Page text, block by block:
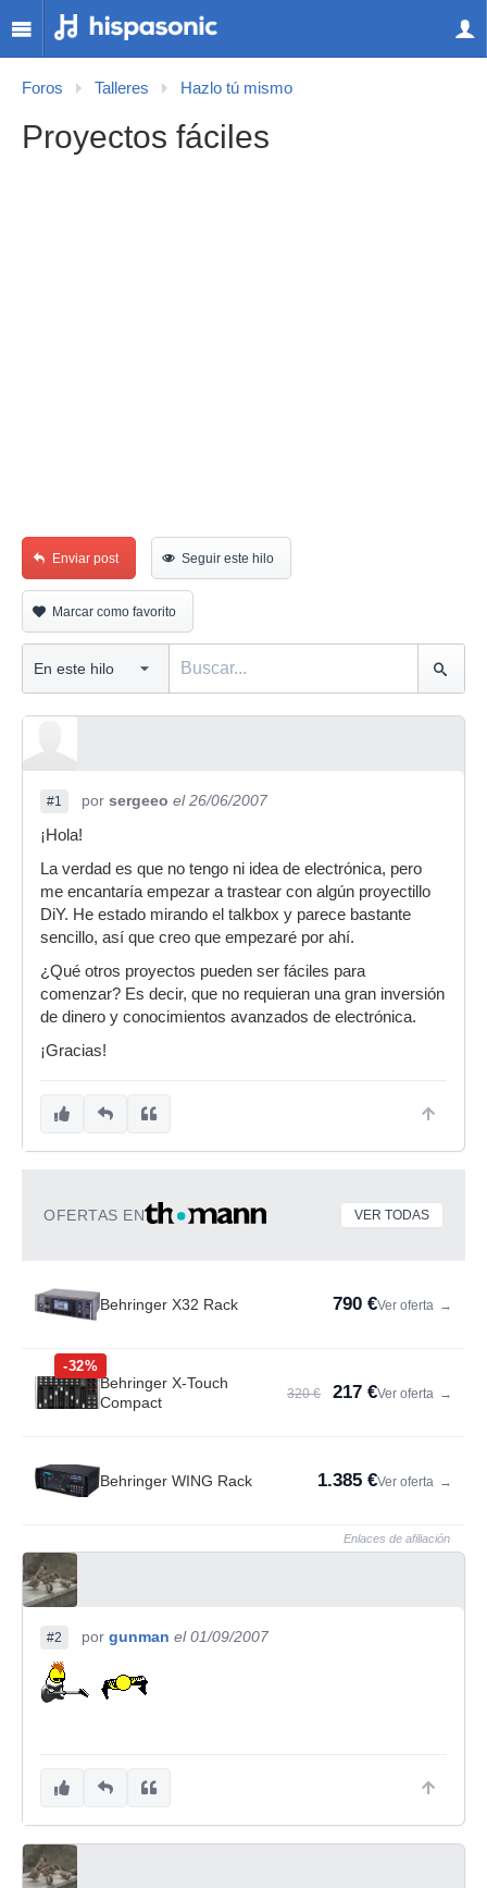
Foros Talleres Hazlo tú mismo
Proyectos fáciles
Enviar post Seguir este hilo
Marcar como favorito
#1 por sergeeo el 26/06/2007
¡Hola!
La verdad es que no tengo ni idea de electrónica, pero
me encantaría empezar a trastear con algún proyectillo
DiY. He estado mirando el talkbox y parece bastante
sencillo, así que creo que empezaré por ahí.
¿Qué otros proyectos pueden ser fáciles para
comenzar? Es decir, que no requieran una gran inversión
de dinero y conocimientos avanzados de electrónica.
¡Gracias!
OFERTAS EN VER TODAS
Behringer X32 Rack 790 €Ver oferta →
-32%
Behringer X-Touch
Compact
320 € 217 €Ver oferta →
Behringer WING Rack 1.385 €Ver oferta →
Enlaces de afiliación
#2 por gunman el 01/09/2007